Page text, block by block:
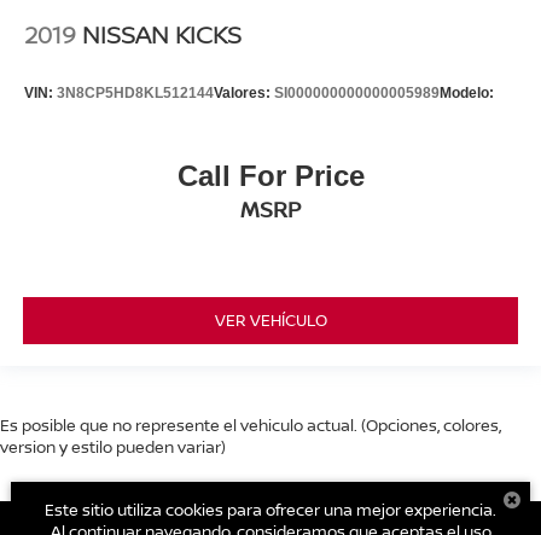
2019 NISSAN KICKS
VIN: 3N8CP5HD8KL512144Valores: SI000000000000005989Modelo:
Call For Price
MSRP
VER VEHÍCULO
Es posible que no represente el vehiculo actual. (Opciones, colores,
version y estilo pueden variar)
Este sitio utiliza cookies para ofrecer una mejor experiencia.